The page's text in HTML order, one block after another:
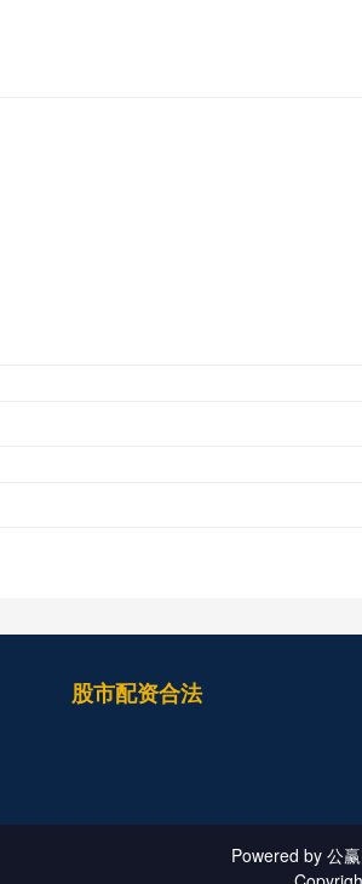
股市配资合法
Powered by 公